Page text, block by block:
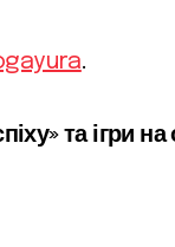
.
та ігри на